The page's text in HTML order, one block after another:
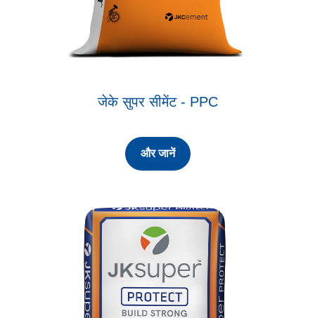
जेके सुपर सीमेंट - PPC
और जानें